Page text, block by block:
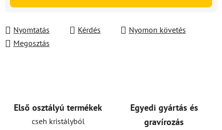
Nyomtatás Kérdés
Nyomon követés
Megosztás
Első osztályú termékek
cseh kristályból
Egyedi gyártás és
gravírozás